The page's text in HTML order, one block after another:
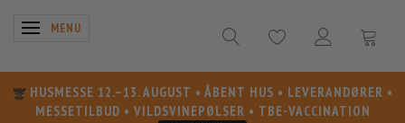
SKIFTE NAVIGATION
MENU
HUSMESSE 12.–13. AUGUST • ÅBENT HUS • LEVERANDØRER •
MESSETILBUD • VILDSVINEPØLSER • TBE-VACCINATION